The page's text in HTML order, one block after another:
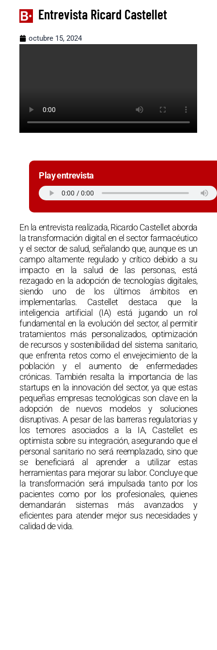
Entrevista Ricard Castellet
octubre 15, 2024
Play entrevista
En la entrevista realizada, Ricardo Castellet aborda
la transformación digital en el sector farmacéutico
y el sector de salud, señalando que, aunque es un
campo altamente regulado y crítico debido a su
impacto en la salud de las personas, está
rezagado en la adopción de tecnologías digitales,
siendo uno de los últimos ámbitos en
implementarlas. Castellet destaca que la
inteligencia artificial (IA) está jugando un rol
fundamental en la evolución del sector, al permitir
tratamientos más personalizados, optimización
de recursos y sostenibilidad del sistema sanitario,
que enfrenta retos como el envejecimiento de la
población y el aumento de enfermedades
crónicas. También resalta la importancia de las
startups en la innovación del sector, ya que estas
pequeñas empresas tecnológicas son clave en la
adopción de nuevos modelos y soluciones
disruptivas. A pesar de las barreras regulatorias y
los temores asociados a la IA, Castellet es
optimista sobre su integración, asegurando que el
personal sanitario no será reemplazado, sino que
se beneficiará al aprender a utilizar estas
herramientas para mejorar su labor. Concluye que
la transformación será impulsada tanto por los
pacientes como por los profesionales, quienes
demandarán sistemas más avanzados y
eficientes para atender mejor sus necesidades y
calidad de vida.